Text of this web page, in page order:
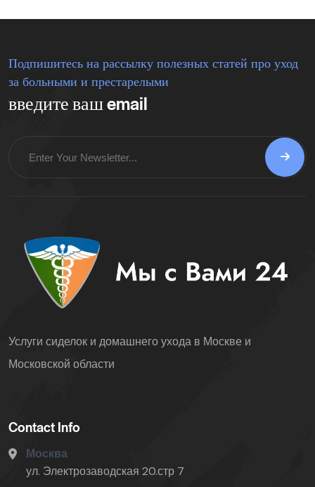
Подпишитесь на рассылку полезных статей про уход
за больными и престарелыми
введите ваш email
Услуги сиделок и домашнего ухода в Москве и
Московской области
Contact Info
Москва
ул. Электрозаводская 20.стр 7